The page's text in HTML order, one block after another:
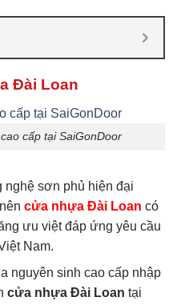
Đài Loan
cấp tại SaiGonDoor
nghệ sơn phủ hiện đại
cửa nhựa Đài Loan có
ưu việt đáp ứng yêu cầu
Nam.
nguyên sinh cao cấp nhập
cửa nhựa Đài Loan tại